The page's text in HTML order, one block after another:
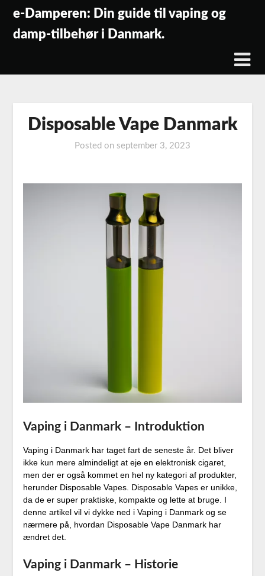
content
e-Damperen: Din guide til vaping og
damp-tilbehør i Danmark.
Disposable Vape Danmark
Posted on september 3, 2023
Vaping i Danmark – Introduktion
Vaping i Danmark har taget fart de seneste år. Det bliver
ikke kun mere almindeligt at eje en elektronisk cigaret,
men der er også kommet en hel ny kategori af produkter,
herunder Disposable Vapes. Disposable Vapes er unikke,
da de er super praktiske, kompakte og lette at bruge. I
denne artikel vil vi dykke ned i Vaping i Danmark og se
nærmere på, hvordan Disposable Vape Danmark har
ændret det.
Vaping i Danmark – Historie